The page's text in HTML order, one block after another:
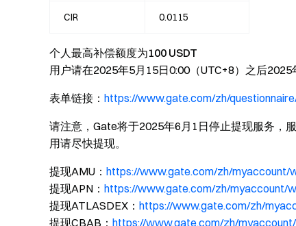
CIR 0.0115
个人最高补偿额度为100 USDT
用户请在2025年5月15日0:00（UTC+8）之后
表单链接： https://www.gate.com/zh/
请注意，Gate将于2025年6月1日停止提现服务，
用请尽快提现。
提现AMU： https://www.gate.com/zh/myaccount/
提现APN： https://www.gate.com/zh/myaccount/
提现ATLASDEX： https://www.gate.com/zh/
提现CBAB： https://www.gate.com/zh/